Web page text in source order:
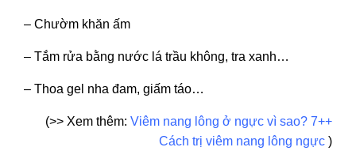
– Chườm khăn ấm
– Tắm rửa bằng nước lá trầu không, tra xanh…
– Thoa gel nha đam, giấm táo…
(>> Xem thêm: Viêm nang lông ở ngực vì sao? 7++
Cách trị viêm nang lông ngực )